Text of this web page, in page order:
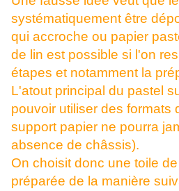
systématiquement être
qui accroche ou papier
de lin est possible si l'on
étapes et notamment la
L'atout principal du pastel
pouvoir utiliser des formats
support papier ne pourra
absence de châssis).
On choisit donc une toile
préparée de la manière